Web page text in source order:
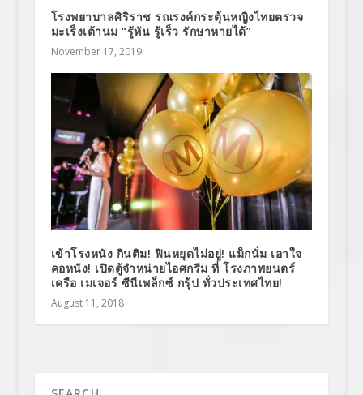
โรงพยาบาลศิริราช รณรงค์กระตุ้นหญิงไทยตรวจ
มะเร็งเต้านม “รู้ทัน รู้เร็ว รักษาหายได้”
November 17, 2019
เข้าโรงหนัง กินติม! ฟินหยุดไม่อยู่! แม็กนั่ม เอาใจ
คอหนัง! เปิดตู้จำหน่ายไอศกรีม ที่ โรงภาพยนตร์
เครือ เมเจอร์ ซีนีเพล็กซ์ กรุ้ป ทั่วประเทศไทย!
August 11, 2018